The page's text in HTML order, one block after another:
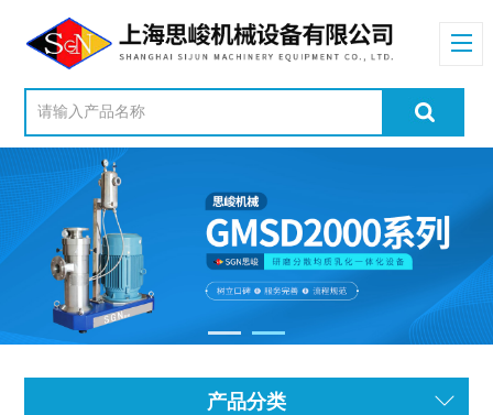
产品分类